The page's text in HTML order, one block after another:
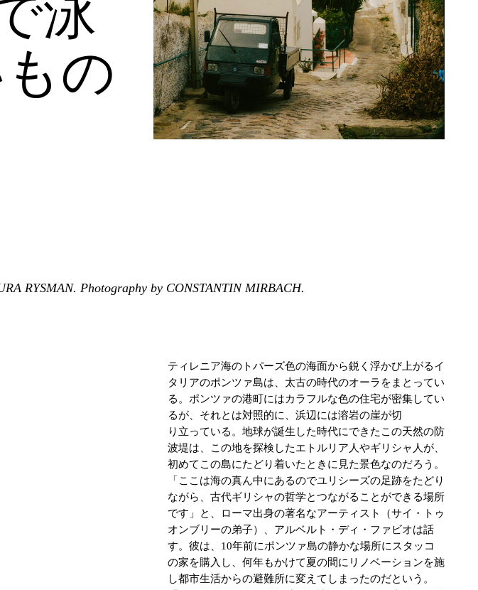
泳
の
RYSMAN. Photography by CONSTANTIN MIRBACH.
ティレニア海のトパーズ色の海面から鋭く浮かび上がるイ
タリアのポンツァ島は、太古の時代のオーラをまとってい
る。ポンツァの港町にはカラフルな色の住宅が密集してい
るが、それとは対照的に、浜辺には溶岩の崖が切
り立っている。地球が誕生した時代にできたこの天然の防
波堤は、この地を探検したエトルリア人やギリシャ人が、
初めてこの島にたどり着いたときに見た景色なのだろう。
「ここは海の真ん中にあるのでユリシーズの足跡をたどり
ながら、古代ギリシャの哲学とつながることができる場所
です」と、ローマ出身の著名なアーティスト（サイ・トゥ
オンブリーの弟子）、アルベルト・ディ・ファビオは話
す。彼は、10年前にポンツァ島の静かな場所にスタッコ
の家を購入し、何年もかけて夏の間にリノベーションを施
し都市生活からの避難所に変えてしまったのだという。